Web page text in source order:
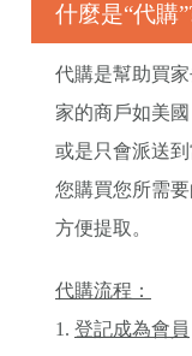
什麼是“代購
代購是幫助買
家的商戶如美
或是只會派送
您購買您所需
方便提取。
代購流程：
1. 登記成為會員